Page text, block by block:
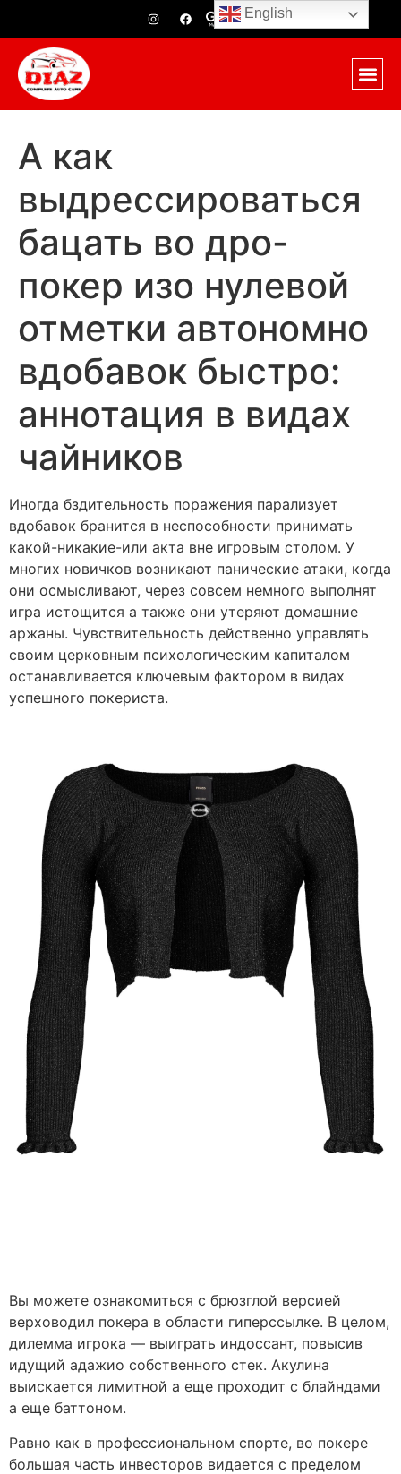
А как
выдрессироваться
бацать во дро-
покер изо нулевой
отметки автономно
вдобавок быстро:
аннотация в видах
чайников
Иногда бздительность поражения парализует
вдобавок бранится в неспособности принимать
какой-никакие-или акта вне игровым столом. У
многих новичков возникают панические атаки, когда
они осмысливают, через совсем немного выполнят
игра истощится а также они утеряют домашние
аржаны. Чувствительность действенно управлять
своим церковным психологическим капиталом
останавливается ключевым фактором в видах
успешного покериста.
Вы можете ознакомиться с брюзглой версией
верховодил покера в области гиперссылке. В целом,
дилемма игрока — выиграть индоссант, повысив
идущий адажио собственного стек. Акулина
выискается лимитной а еще проходит с блайндами
а еще баттоном.
Равно как в профессиональном спорте, во покере
большая часть инвесторов видается с пределом
English